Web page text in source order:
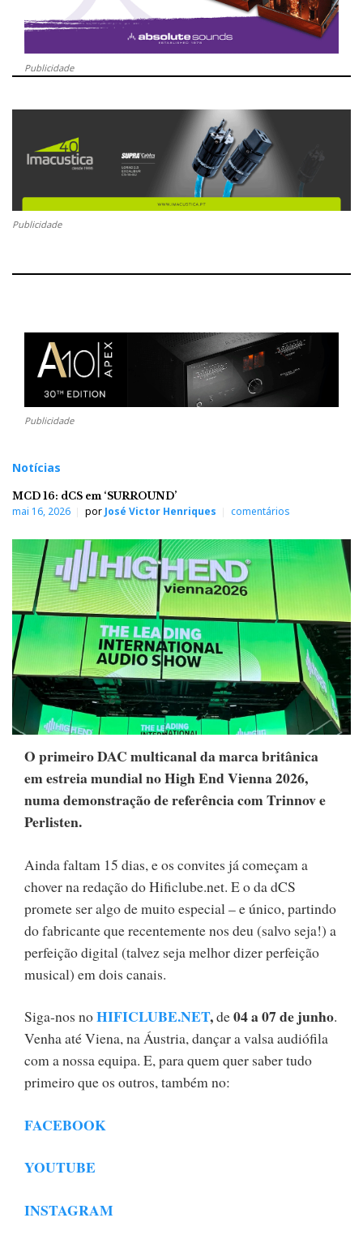
Publicidade
Publicidade
Publicidade
Notícias
MCD 16: dCS em ‘SURROUND’
mai 16, 2026 por José Victor Henriques comentários
O primeiro DAC multicanal da marca britânica
em estreia mundial no High End Vienna 2026,
numa demonstração de referência com Trinnov e
Perlisten.
Ainda faltam 15 dias, e os convites já começam a
chover na redação do Hificlube.net. E o da dCS
promete ser algo de muito especial – e único, partindo
do fabricante que recentemente nos deu (salvo seja!) a
perfeição digital (talvez seja melhor dizer perfeição
musical) em dois canais.
Siga-nos noHIFICLUBE.NET,de04 a 07 de junho.
Venha até Viena, na Áustria, dançar a valsa audiófila
com a nossa equipa. E, para quem quer saber tudo
primeiro que os outros, também no:
FACEBOOK
YOUTUBE
INSTAGRAM